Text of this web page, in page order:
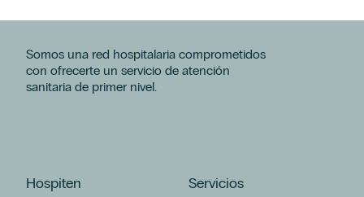
Somos una red hospitalaria comprometidos
con ofrecerte un servicio de atención
sanitaria de primer nivel.
Hospiten Servicios